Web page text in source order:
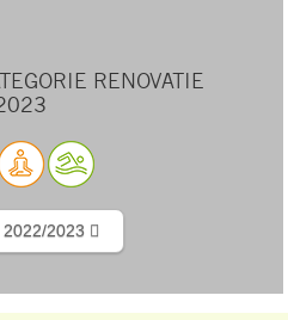
RENOVATIE
2023